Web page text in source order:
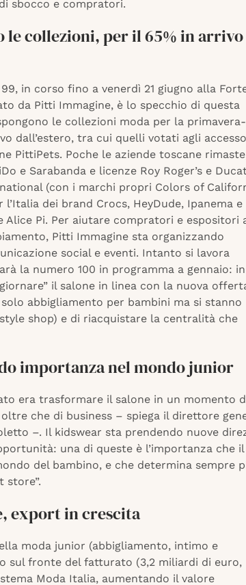
sbocco e compratori.
le collezioni, per il 65% in arrivo
in corso fino a venerdì 21 giugno alla
da Pitti Immagine, è lo specchio di questa
le collezioni moda per la primavera-
dall’estero, tra cui quelli votati agli
PittiPets. Poche le aziende toscane
e Sarabanda e licenze Roy Roger’s e
(con i marchi propri Colors of
dei brand Crocs, HeyDude, Ipanema e
Alice Pi. Per aiutare compratori e espositori
Pitti Immagine sta organizzando
social e eventi. Intanto si lavora
la numero 100 in programma a gennaio: in
il salone in linea con la nuova
abbigliamento per bambini ma si stanno
shop) e di riacquistare la centralità che
importanza nel mondo junior
era trasformare il salone in un momento
che di business – spiega il direttore
–. Il kidswear sta prendendo nuove
una di queste è l’importanza che il
del bambino, e che determina sempre
store”.
export in crescita
moda junior (abbigliamento, intimo e
sul fronte del fatturato (3,2 miliardi di euro,
Moda Italia, aumentando il valore